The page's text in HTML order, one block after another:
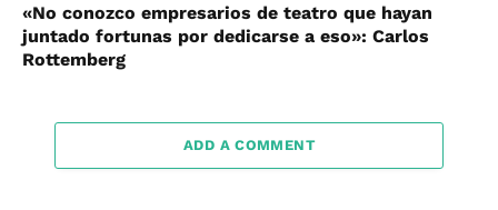
«No conozco empresarios de teatro que hayan
juntado fortunas por dedicarse a eso»: Carlos
Rottemberg
ADD A COMMENT